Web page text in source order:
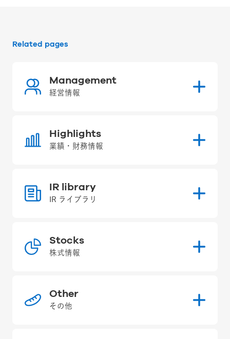
Related pages
Management
経営情報
Highlights
業績・財務情報
IR library
IR ライブラリ
Stocks
株式情報
Other
その他